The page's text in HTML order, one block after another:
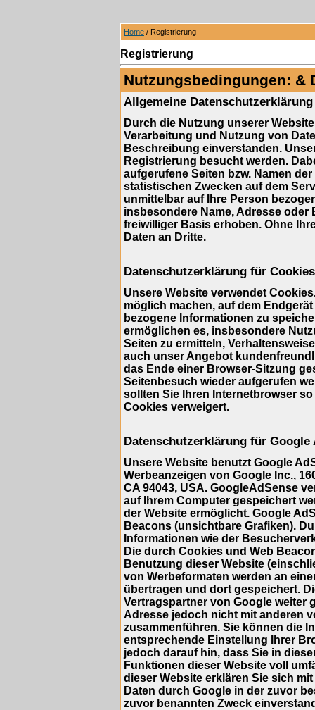
Home / Registrierung
Registrierung
Nutzungsbedingungen: &
Allgemeine Datenschutzerklärung
Durch die Nutzung unserer
Verarbeitung und Nutzung von
Beschreibung einverstanden.
Registrierung besucht werden.
aufgerufene Seiten bzw. Namen
statistischen Zwecken auf dem
unmittelbar auf Ihre Person
insbesondere Name, Adresse oder
freiwilliger Basis erhoben. Ohne
Daten an Dritte.
Datenschutzerklärung für Cookies
Unsere Website verwendet
möglich machen, auf dem
bezogene Informationen zu
ermöglichen es, insbesondere
Seiten zu ermitteln,
auch unser Angebot
das Ende einer Browser-Sitzung
Seitenbesuch wieder aufgerufen
sollten Sie Ihren Internetbrowser
Cookies verweigert.
Datenschutzerklärung für Google
Unsere Website benutzt Google
Werbeanzeigen von Google Inc.,
CA 94043, USA. GoogleAdSense
auf Ihrem Computer gespeichert
der Website ermöglicht. Google
Beacons (unsichtbare Grafiken).
Informationen wie der
Die durch Cookies und Web
Benutzung dieser Website
von Werbeformaten werden an
übertragen und dort gespeichert.
Vertragspartner von Google weiter
Adresse jedoch nicht mit anderen
zusammenführen. Sie können die
entsprechende Einstellung Ihrer
jedoch darauf hin, dass Sie in
Funktionen dieser Website voll
dieser Website erklären Sie sich
Daten durch Google in der zuvor
zuvor benannten Zweck